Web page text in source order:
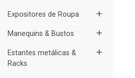
Expositores de Roupa add
Manequins & Bustos add
Estantes metálicas &
Racks
add